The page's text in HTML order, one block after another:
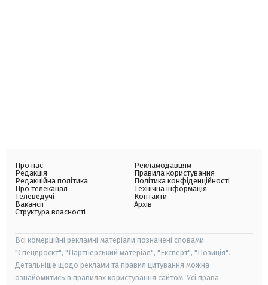
Про нас
Редакція
Редакційна політика
Про телеканал
Телеведучі
Вакансії
Структура власності
Рекламодавцям
Правила користування
Політика конфіденційності
Технічна інформація
Контакти
Архів
Всі комерційні рекламні матеріали позначені словами
"Спецпроєкт", "Партнерський матеріал", "Експерт", "Позиція".
Детальніше щодо реклами та правил цитування можна
ознайомитись в правилах користування сайтом. Усі права